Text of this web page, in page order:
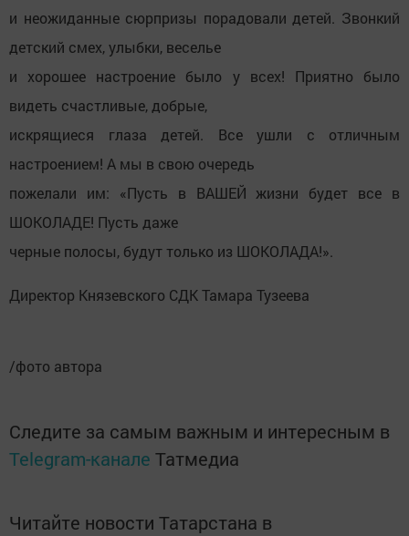
и неожиданные сюрпризы порадовали детей. Звонкий
детский смех, улыбки, веселье
и хорошее настроение было у всех! Приятно было
видеть счастливые, добрые,
искрящиеся глаза детей. Все ушли с отличным
настроением! А мы в свою очередь
пожелали им: «Пусть в ВАШЕЙ жизни будет все в
ШОКОЛАДЕ! Пусть даже
черные полосы, будут только из ШОКОЛАДА!».
Директор Князевского СДК Тамара Тузеева
/фото автора
Следите за самым важным и интересным в
Telegram-канале Татмедиа
Читайте новости Татарстана в